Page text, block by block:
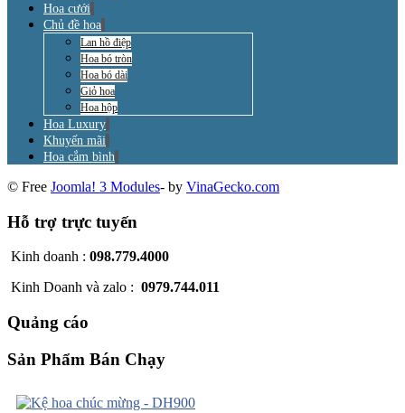
Hoa cưới
Chủ đề hoa
Lan hồ điệp
Hoa bó tròn
Hoa bó dài
Giỏ hoa
Hoa hộp
Hoa Luxury
Khuyến mãi
Hoa cắm bình
© Free Joomla! 3 Modules- by VinaGecko.com
Hỗ trợ trực tuyến
Kinh doanh : 098.779.4000
Kinh Doanh và zalo : 0979.744.011
Quảng cáo
Sản Phẩm Bán Chạy